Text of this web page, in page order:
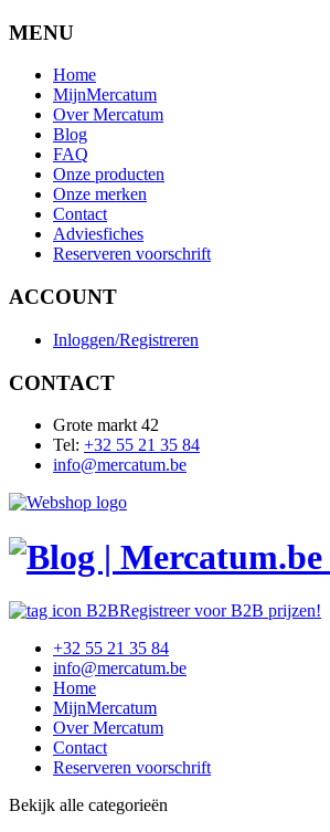
MENU
Home
MijnMercatum
Over Mercatum
Blog
FAQ
Onze producten
Onze merken
Contact
Adviesfiches
Reserveren voorschrift
ACCOUNT
Inloggen/Registreren
CONTACT
Grote markt 42
Tel: +32 55 21 35 84
info@mercatum.be
Registreer voor B2B prijzen!
+32 55 21 35 84
info@mercatum.be
Home
MijnMercatum
Over Mercatum
Contact
Reserveren voorschrift
Bekijk alle categorieën